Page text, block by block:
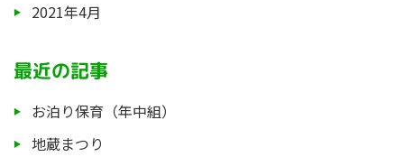
2021年4月
最近の記事
お泊り保育（年中組）
地蔵まつり